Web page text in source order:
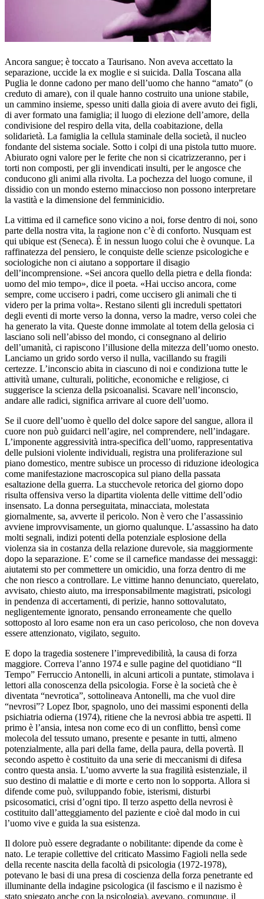
Ancora sangue; è toccato a Taurisano. Non aveva accettato la
separazione, uccide la ex moglie e si suicida. Dalla Toscana alla
Puglia le donne cadono per mano dell’uomo che hanno “amato” (o
creduto di amare), con il quale hanno costruito una unione stabile,
un cammino insieme, spesso uniti dalla gioia di avere avuto dei figli,
di aver formato una famiglia; il luogo di elezione dell’amore, della
condivisione del respiro della vita, della coabitazione, della
solidarietà. La famiglia la cellula staminale della società, il nucleo
fondante del sistema sociale. Sotto i colpi di una pistola tutto muore.
Abiurato ogni valore per le ferite che non si cicatrizzeranno, per i
torti non composti, per gli invendicati insulti, per le angosce che
conducono gli animi alla rivolta. La pochezza del luogo comune, il
dissidio con un mondo esterno minaccioso non possono interpretare
la vastità e la dimensione del femminicidio.
La vittima ed il carnefice sono vicino a noi, forse dentro di noi, sono
parte della nostra vita, la ragione non c’è di conforto. Nusquam est
qui ubique est (Seneca). È in nessun luogo colui che è ovunque. La
raffinatezza del pensiero, le conquiste delle scienze psicologiche e
sociologiche non ci aiutano a sopportare il disagio
dell’incomprensione. «Sei ancora quello della pietra e della fionda:
uomo del mio tempo», dice il poeta. «Hai ucciso ancora, come
sempre, come uccisero i padri, come uccisero gli animali che ti
videro per la prima volta». Restano silenti gli increduli spettatori
degli eventi di morte verso la donna, verso la madre, verso colei che
ha generato la vita. Queste donne immolate al totem della gelosia ci
lasciano soli nell’abisso del mondo, ci consegnano al delirio
dell’umanità, ci rapiscono l’illusione della mitezza dell’uomo onesto.
Lanciamo un grido sordo verso il nulla, vacillando su fragili
certezze. L’inconscio abita in ciascuno di noi e condiziona tutte le
attività umane, culturali, politiche, economiche e religiose, ci
suggerisce la scienza della psicoanalisi. Scavare nell’inconscio,
andare alle radici, significa arrivare al cuore dell’uomo.
Se il cuore dell’uomo è quello del dolce sapore del sangue, allora il
cuore non può guidarci nell’agire, nel comprendere, nell’indagare.
L’imponente aggressività intra-specifica dell’uomo, rappresentativa
delle pulsioni violente individuali, registra una proliferazione sul
piano domestico, mentre subisce un processo di riduzione ideologica
come manifestazione macroscopica sul piano della passata
esaltazione della guerra. La stucchevole retorica del giorno dopo
risulta offensiva verso la dipartita violenta delle vittime dell’odio
insensato. La donna perseguitata, minacciata, molestata
giornalmente, sa, avverte il pericolo. Non è vero che l’assassinio
avviene improvvisamente, un giorno qualunque. L’assassino ha dato
molti segnali, indizi potenti della potenziale esplosione della
violenza sia in costanza della relazione durevole, sia maggiormente
dopo la separazione. E’ come se il carnefice mandasse dei messaggi:
aiutatemi sto per commettere un omicidio, una forza dentro di me
che non riesco a controllare. Le vittime hanno denunciato, querelato,
avvisato, chiesto aiuto, ma irresponsabilmente magistrati, psicologi
in pendenza di accertamenti, di perizie, hanno sottovalutato,
negligentemente ignorato, pensando erroneamente che quello
sottoposto al loro esame non era un caso pericoloso, che non doveva
essere attenzionato, vigilato, seguito.
E dopo la tragedia sostenere l’imprevedibilità, la causa di forza
maggiore. Correva l’anno 1974 e sulle pagine del quotidiano “Il
Tempo” Ferruccio Antonelli, in alcuni articoli a puntate, stimolava i
lettori alla conoscenza della psicologia. Forse è la società che è
diventata “nevrotica”, sottolineava Antonelli, ma che vuol dire
“nevrosi”? Lopez Ibor, spagnolo, uno dei massimi esponenti della
psichiatria odierna (1974), ritiene che la nevrosi abbia tre aspetti. Il
primo è l’ansia, intesa non come eco di un conflitto, bensì come
molecola del tessuto umano, presente e pesante in tutti, almeno
potenzialmente, alla pari della fame, della paura, della povertà. Il
secondo aspetto è costituito da una serie di meccanismi di difesa
contro questa ansia. L’uomo avverte la sua fragilità esistenziale, il
suo destino di malattie e di morte e certo non lo sopporta. Allora si
difende come può, sviluppando fobie, isterismi, disturbi
psicosomatici, crisi d’ogni tipo. Il terzo aspetto della nevrosi è
costituito dall’atteggiamento del paziente e cioè dal modo in cui
l’uomo vive e guida la sua esistenza.
Il dolore può essere degradante o nobilitante: dipende da come è
nato. Le terapie collettive del criticato Massimo Fagioli nella sede
della recente nascita della facoltà di psicologia (1972-1978),
potevano le basi di una presa di coscienza della forza penetrante ed
illuminante della indagine psicologica (il fascismo e il nazismo è
stato spiegato anche con la psicologia), avevano, comunque, il